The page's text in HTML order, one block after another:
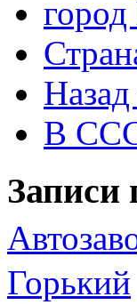
В
Записи
Горький